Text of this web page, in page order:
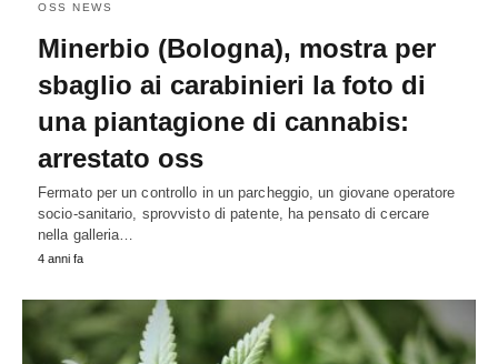
OSS NEWS
Minerbio (Bologna), mostra per
sbaglio ai carabinieri la foto di
una piantagione di cannabis:
arrestato oss
Fermato per un controllo in un parcheggio, un giovane operatore
socio-sanitario, sprovvisto di patente, ha pensato di cercare
nella galleria…
4 anni fa